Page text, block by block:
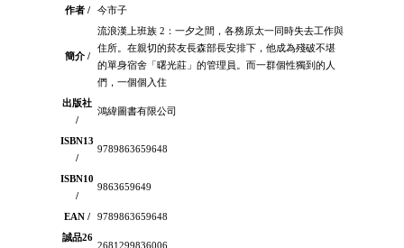
作者 /
今市子
簡介 /
流浪漢上班族 2：一夕之間，各務原太一同時失去工作與
住所。在親切的菸友長森部長安排下，他成為殘破不堪
的單身宿舍「曙光莊」的管理員。而一群個性獨到的人
們，一個個入住
出版社
/
鴻緯圖書有限公司
ISBN13
/
9789863659648
ISBN10
/
9863659649
EAN /
9789863659648
誠品26
2681299836006